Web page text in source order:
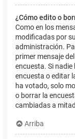
¿Cómo edito o
Como en los
modificadas por
administración.
primer mensaje
encuesta. Si
encuesta o editar
ha votado, solo
o borrar la
cambiadas a
Arriba